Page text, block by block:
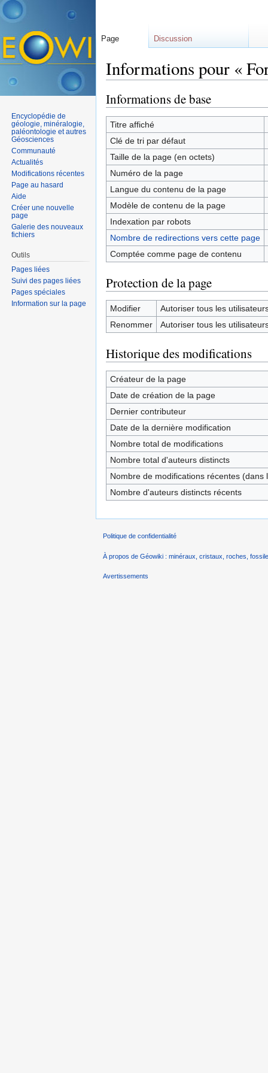
Informations pour «
Informations de base
Titre affiché
Clé de tri par défaut
Taille de la page (en octets)
Numéro de la page
Langue du contenu de la page
Modèle de contenu de la page
Indexation par robots
Nombre de redirections vers cette page
Comptée comme page de contenu
Protection de la page
Modifier
Autoriser tous les
Renommer
Autoriser tous les
Historique des modifications
Créateur de la page
Date de création de la page
Dernier contributeur
Date de la dernière modification
Nombre total de modifications
Nombre total d'auteurs distincts
Nombre de modifications récentes (dans
Nombre d'auteurs distincts récents
Page Discussion
Encyclopédie de
géologie, minéralogie,
paléontologie et autres
Géosciences
Communauté
Actualités
Modifications récentes
Page au hasard
Aide
Créer une nouvelle
page
Galerie des nouveaux
fichiers
Outils
Pages liées
Suivi des pages liées
Pages spéciales
Information sur la page
Politique de confidentialité
À propos de Géowiki : minéraux, cristaux, roches,
Avertissements